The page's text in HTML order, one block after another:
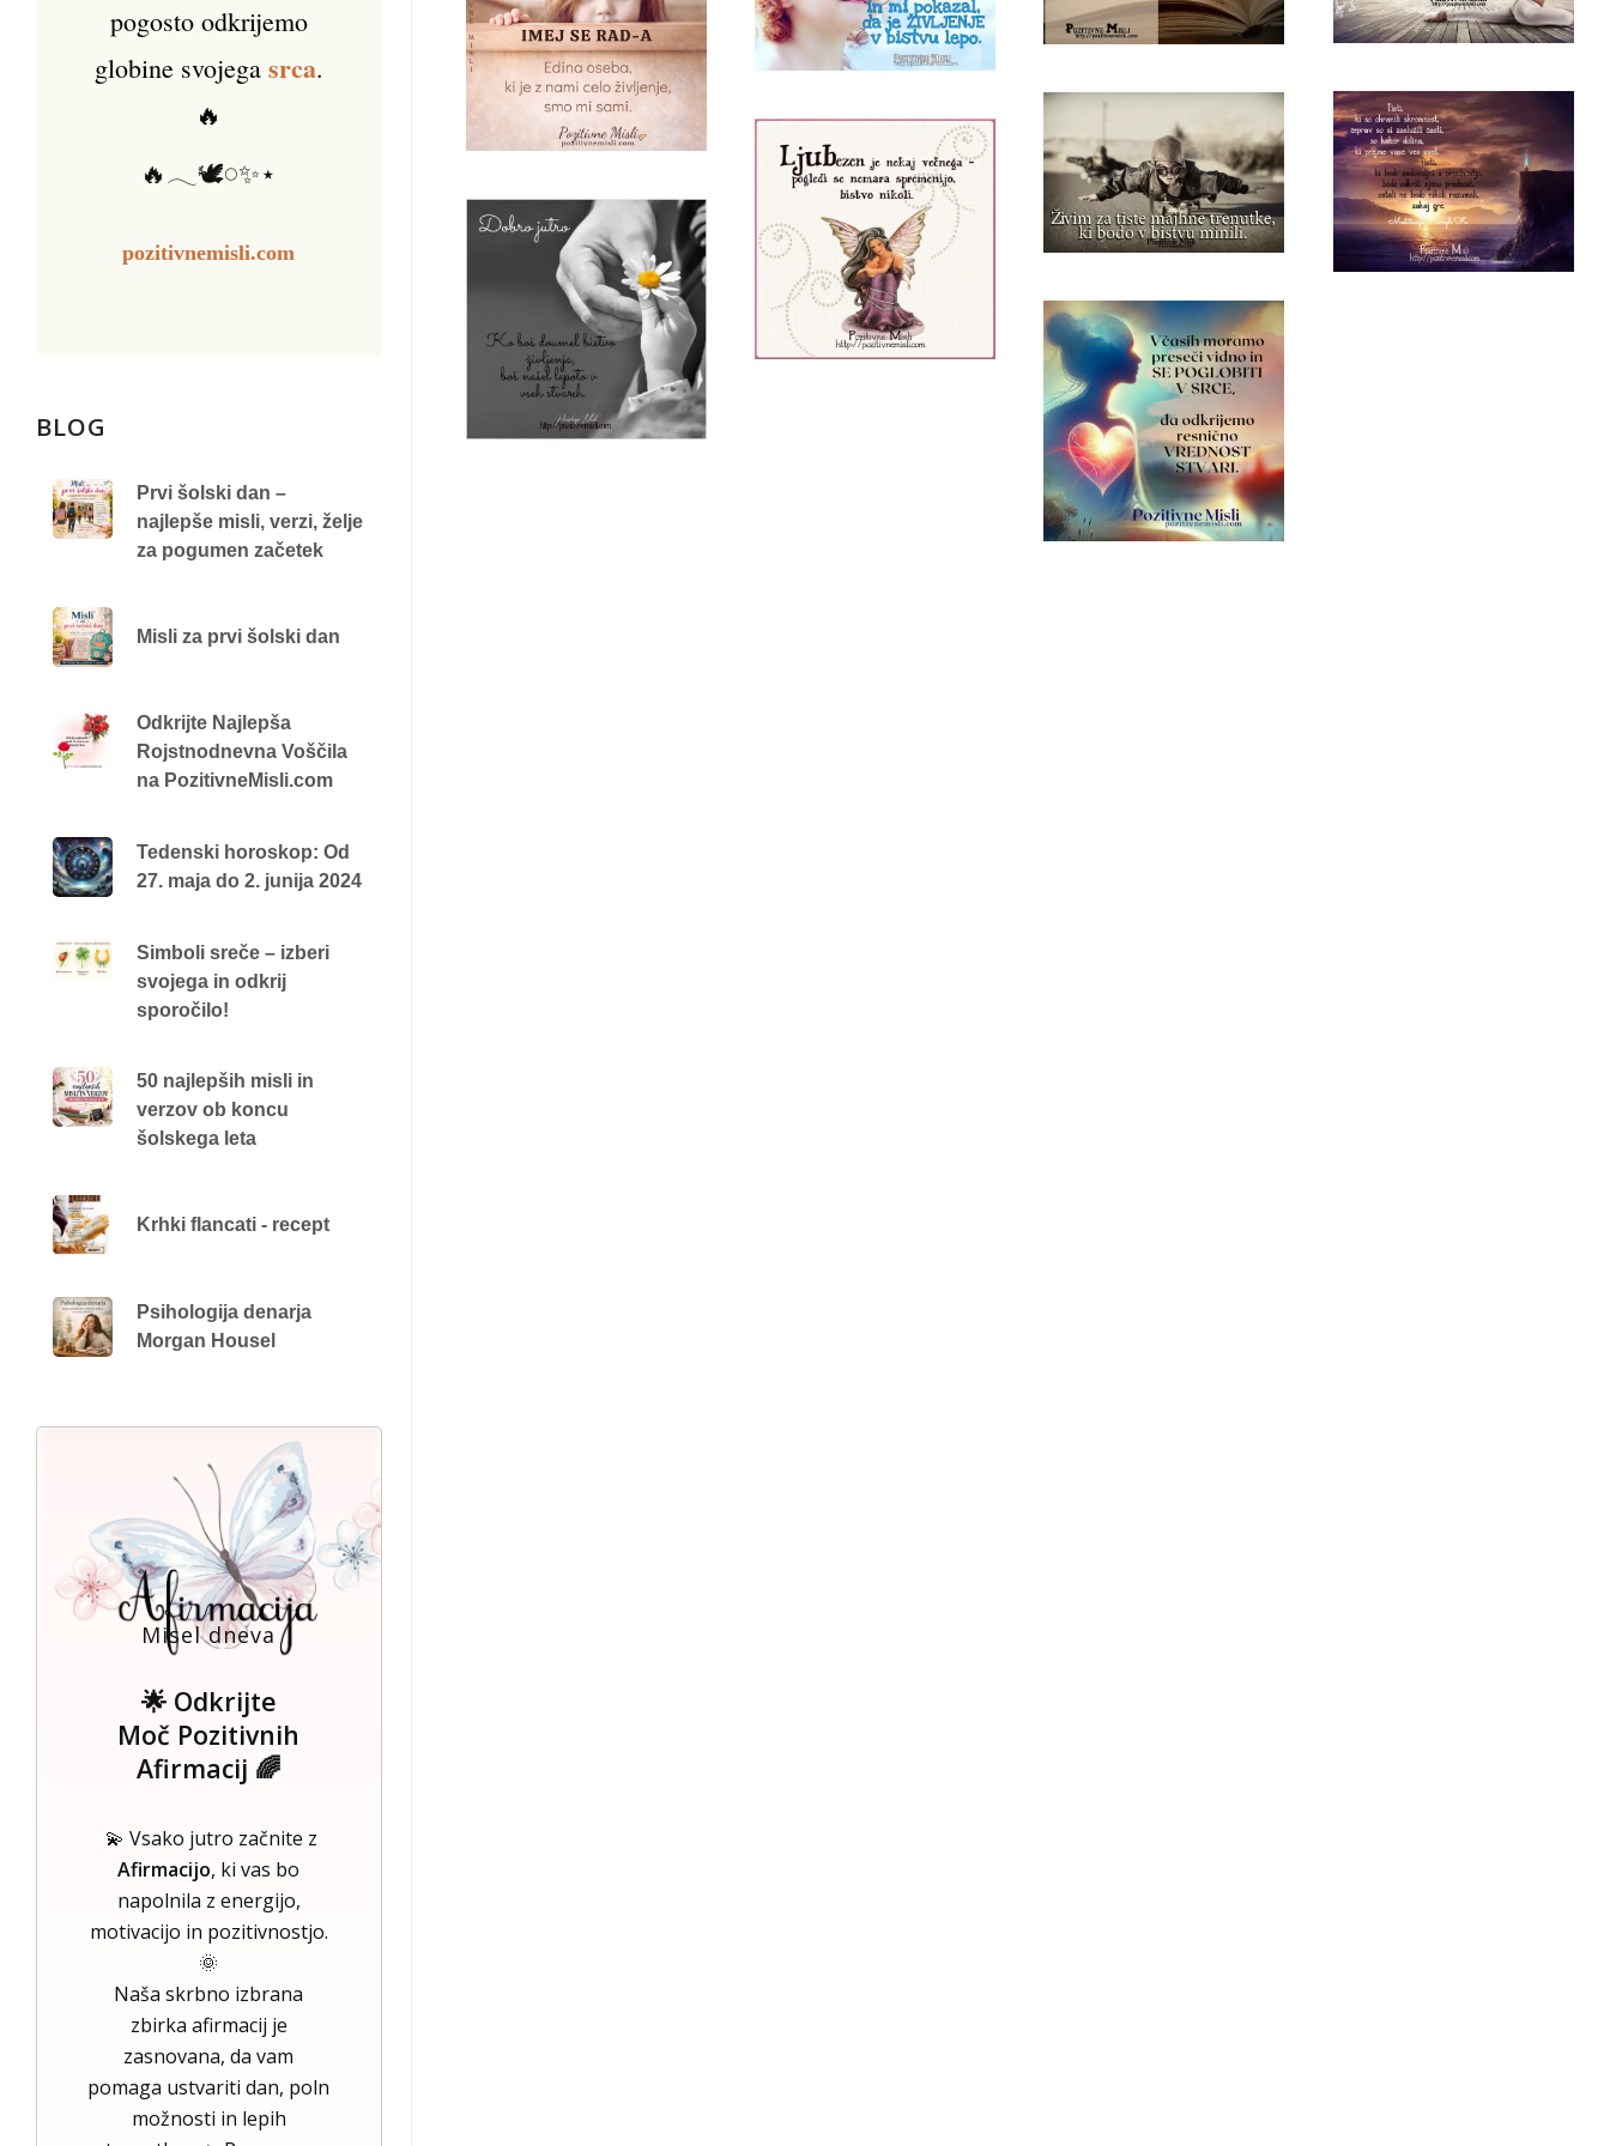
pogosto odkrijemo
globine svojega srca.
🔥
🔥𓂃🕊️𓏸✨⋆
pozitivnemisli.com
BLOG
Prvi šolski dan –
najlepše misli, verzi, želje
za pogumen začetek
Misli za prvi šolski dan
Odkrijte Najlepša
Rojstnodnevna Voščila
na PozitivneMisli.com
Tedenski horoskop: Od
27. maja do 2. junija 2024
Simboli sreče – izberi
svojega in odkrij
sporočilo!
50 najlepših misli in
verzov ob koncu
šolskega leta
Krhki flancati - recept
Psihologija denarja
Morgan Housel
Misel dneva
🌟 Odkrijte
Moč Pozitivnih
Afirmacij 🌈
💫 Vsako jutro začnite z
Afirmacijo, ki vas bo
napolnila z energijo,
motivacijo in pozitivnostjo.
🌞
Naša skrbno izbrana
zbirka afirmacij je
zasnovana, da vam
pomaga ustvariti dan, poln
možnosti in lepih